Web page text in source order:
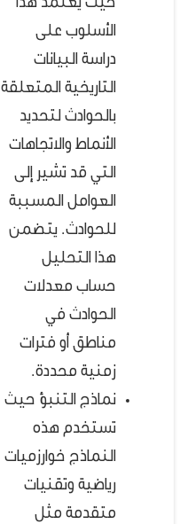
حيث يعتمد هذا
الأسلوب على
دراسة البيانات
التاريخية المتعلقة
بالحوادث لتحديد
الأنماط والاتجاهات
التي قد تشير إلى
العوامل المسببة
للحوادث. يتضمن
هذا التحليل
حساب معدلات
الحوادث في
مناطق أو فترات
زمنية محددة.
نماذج التنبؤ حيث
تستخدم هذه
النماذج خوارزميات
رياضية وتقنيات
متقدمة مثل